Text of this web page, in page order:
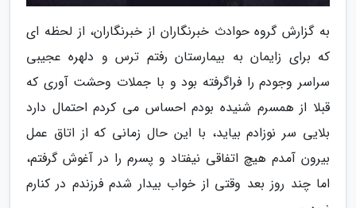
به گزارش گروه حوادث خبرنگاران از خبرنگاران، از لحظه ای
که برای زایمان به بیمارستان رفتم ترس و دلهره عجیبی
سراسر وجودم را فراگرفته بود و با جملات وحشت آوری که
قبلا از همسرم شنیده بودم احساس می کردم احتمال دارد
بلایی سر نوزادم بیاید، با این حال زمانی که از اتاق عمل
بیرون آمدم هیچ اتفاقی نیفتاد و پسرم را در آغوش گرفتم،
اما چند روز بعد وقتی از خواب بیدار شدم فرزندم در کنارم